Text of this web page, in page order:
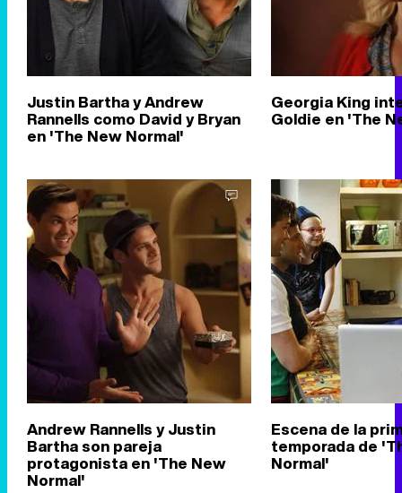
Justin Bartha y Andrew
Rannells como David y Bryan
en 'The New Normal'
Georgia King
Goldie en 'The
Andrew Rannells y Justin
Bartha son pareja
protagonista en 'The New
Normal'
Escena de la
temporada de
Normal'